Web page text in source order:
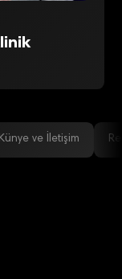
Künye ve İletişim